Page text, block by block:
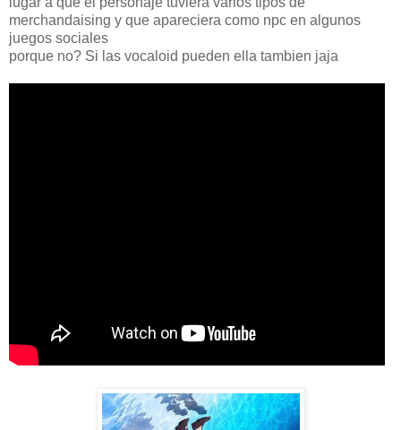
merchandaising y que apareciera como npc en algunos
juegos sociales
porque no? Si las vocaloid pueden ella tambien jaja